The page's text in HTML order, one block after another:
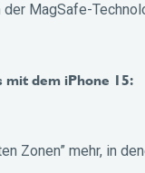
MagSafe-
mit dem iPhone 15:
Zonen” mehr, in